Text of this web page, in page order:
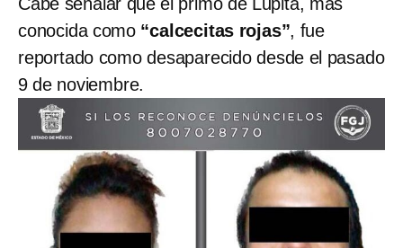
Cabe señalar que el primo de Lupita, más
conocida como “calcecitas rojas”, fue
reportado como desaparecido desde el pasado
9 de noviembre.